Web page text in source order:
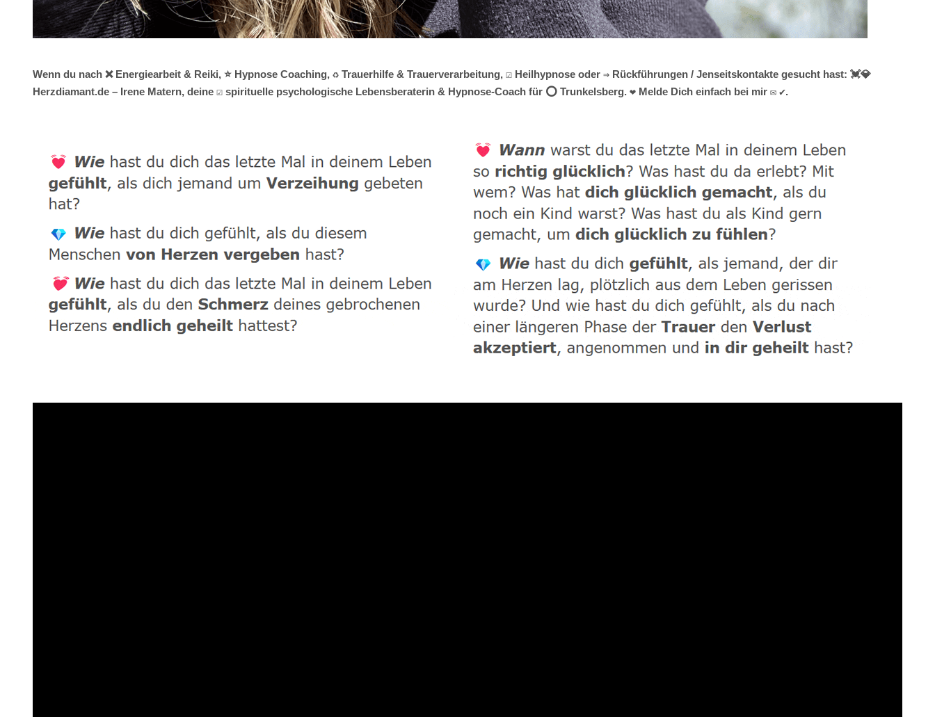
Wenn du nach ❌ Energiearbeit & Reiki, ⭐ Hypnose Coaching, ♻ Trauerhilfe & Trauerverarbeitung, ☑️ Heilhypnose oder ⇒ Rückführungen / Jenseitskontakte gesucht hast: 💓️💎
Herzdiamant.de – Irene Matern, deine ☑️ spirituelle psychologische Lebensberaterin & Hypnose-Coach für ⭕ Trunkelsberg. ❤ Melde Dich einfach bei mir ✉ ✔.